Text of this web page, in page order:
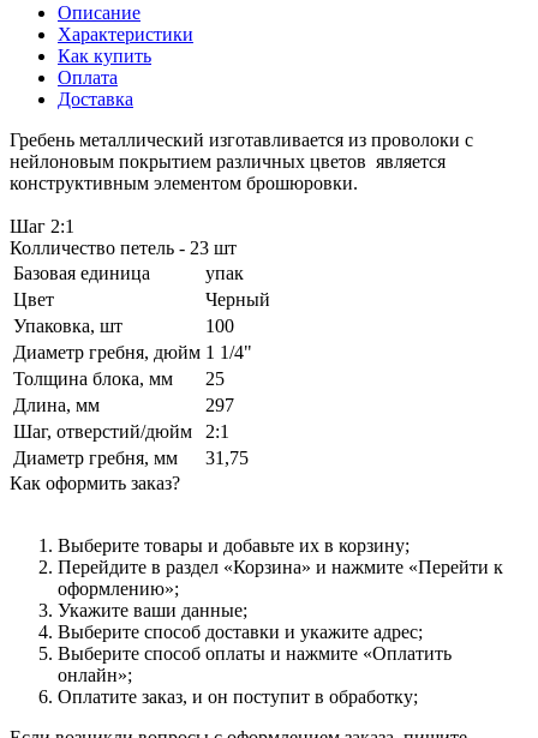
Описание
Характеристики
Как купить
Оплата
Доставка
Гребень металлический изготавливается из проволоки с
нейлоновым покрытием различных цветов является
конструктивным элементом брошюровки.
Шаг 2:1
Колличество петель - 23 шт
Базовая единица
упак
Цвет
Черный
Упаковка, шт
100
Диаметр гребня, дюйм 1 1/4"
Толщина блока, мм
25
Длина, мм
297
Шаг, отверстий/дюйм
2:1
Диаметр гребня, мм
31,75
Как оформить заказ?
Выберите товары и добавьте их в корзину;
Перейдите в раздел «Корзина» и нажмите «Перейти к
оформлению»;
Укажите ваши данные;
Выберите способ доставки и укажите адрес;
Выберите способ оплаты и нажмите «Оплатить
онлайн»;
Оплатите заказ, и он поступит в обработку;